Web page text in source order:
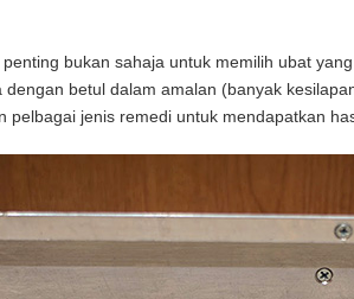
bukan sahaja untuk memilih ubat
dengan betul dalam amalan (banyak
pelbagai jenis remedi untuk mendapatkan